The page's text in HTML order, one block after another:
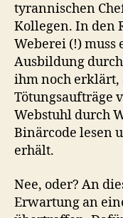
tyrannischen
Kollegen. In den
Weberei (!)
Ausbildung
ihm noch erklärt,
Tötungsaufträge
Webstuhl durch
Binärcode lesen
erhält.
Nee, oder? An
Erwartung an